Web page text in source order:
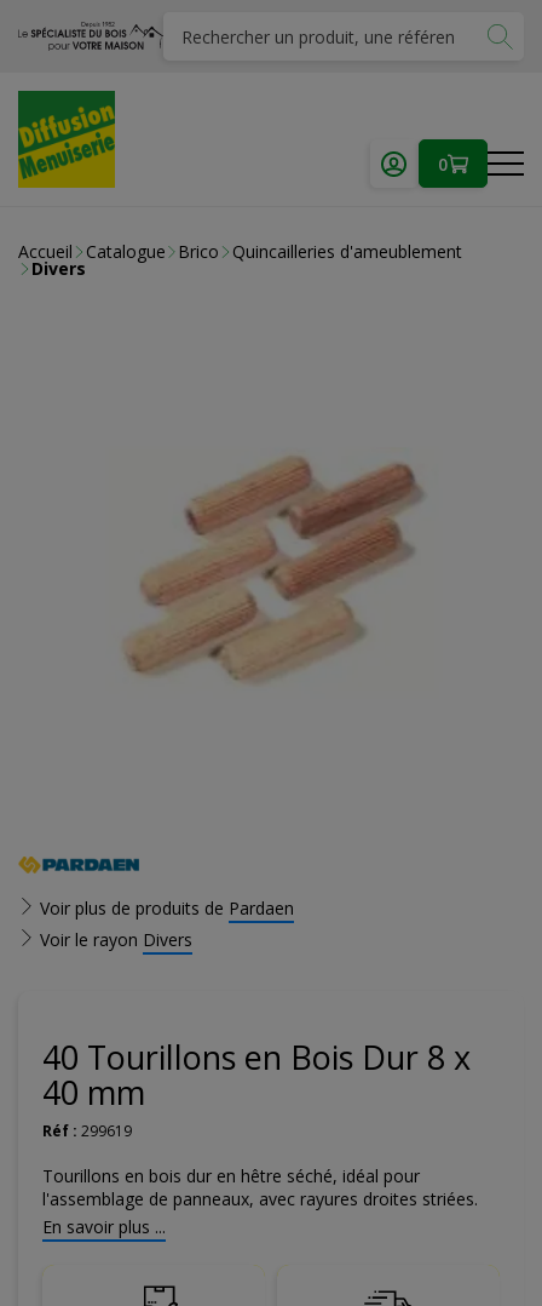
0
Accueil Catalogue Brico Quincailleries d'ameublement
Divers
Voir plus de produits de Pardaen
Voir le rayon Divers
40 Tourillons en Bois Dur 8 x
40 mm
Réf : 299619
Tourillons en bois dur en hêtre séché, idéal pour
l'assemblage de panneaux, avec rayures droites striées.
En savoir plus ...